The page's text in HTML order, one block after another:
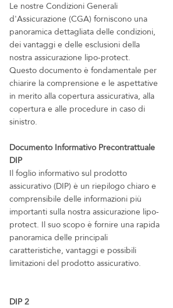
Le nostre Condizioni Generali
d'Assicurazione (CGA) forniscono una
panoramica dettagliata delle condizioni,
dei vantaggi e delle esclusioni della
nostra assicurazione lipo-protect.
Questo documento è fondamentale per
chiarire la comprensione e le aspettative
in merito alla copertura assicurativa, alla
copertura e alle procedure in caso di
sinistro.
Documento Informativo Precontrattuale
DIP
Il foglio informativo sul prodotto
assicurativo (DIP) è un riepilogo chiaro e
comprensibile delle informazioni più
importanti sulla nostra assicurazione lipo-
protect. Il suo scopo è fornire una rapida
panoramica delle principali
caratteristiche, vantaggi e possibili
limitazioni del prodotto assicurativo.
DIP 2